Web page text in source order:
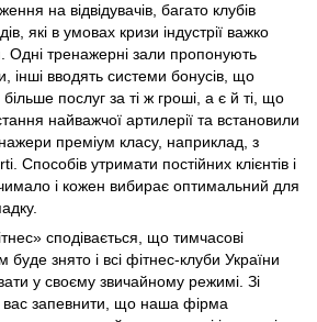
на відвідувачів, багато клубів
які в умовах кризи індустрії важко
Одні тренажерні зали пропонують
інші вводять системи бонусів, що
послуг за ті ж гроші, а є й ті, що
найважчої артилерії та встановили
преміум класу, наприклад, з
Способів утримати постійних клієнтів і
і кожен вибирає оптимальний для
сподівається, що тимчасові
знято і всі фітнес-клуби України
у своєму звичайному режимі. Зі
вас запевнити, що наша фірма